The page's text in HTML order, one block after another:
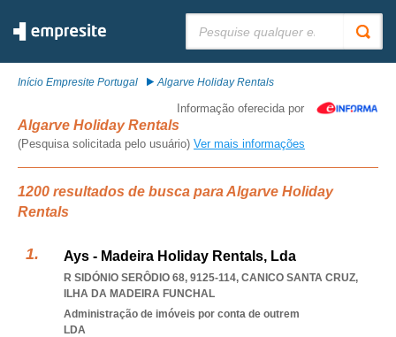
Início Empresite Portugal Algarve Holiday Rentals
Informação oferecida por
Algarve Holiday Rentals
(Pesquisa solicitada pelo usuário) Ver mais informações
1200 resultados de busca para Algarve Holiday
Rentals
Ays - Madeira Holiday Rentals, Lda
R SIDÓNIO SERÔDIO 68, 9125-114, CANICO SANTA CRUZ,
ILHA DA MADEIRA FUNCHAL
Administração de imóveis por conta de outrem
LDA